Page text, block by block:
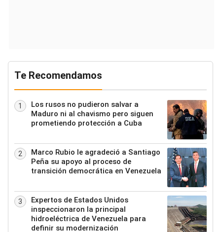
Te Recomendamos
1
Los rusos no pudieron salvar a
Maduro ni al chavismo pero siguen
prometiendo protección a Cuba
2
Marco Rubio le agradeció a Santiago
Peña su apoyo al proceso de
transición democrática en Venezuela
3
Expertos de Estados Unidos
inspeccionaron la principal
hidroeléctrica de Venezuela para
definir su modernización